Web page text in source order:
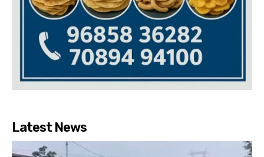
Latest News